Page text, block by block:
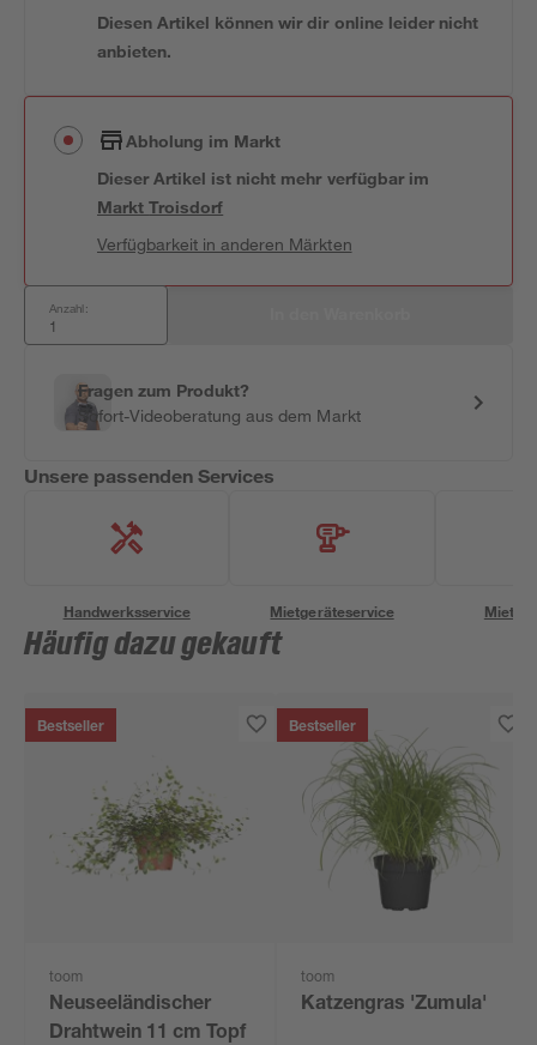
Diesen Artikel können wir dir online leider nicht
anbieten.
Abholung im Markt
Dieser Artikel ist nicht mehr verfügbar im
MarktTroisdorf
Verfügbarkeit in anderen Märkten
Anzahl:
Fragen zum Produkt?
Sofort-Videoberatung aus dem Markt
Unsere passenden Services
Handwerksservice Mietgeräteservice
Häufig dazu gekauft
Bestseller
toom
Neuseeländischer
Drahtwein 11 cm Topf
Bestseller
toom
Katzengras 'Zumula'